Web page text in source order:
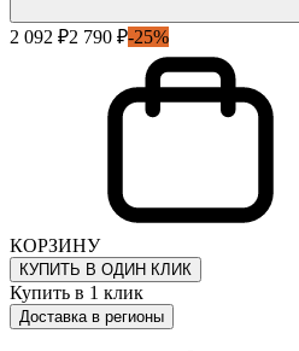
2 092 ₽2 790 ₽-25%
КОРЗИНУ
КУПИТЬ В ОДИН КЛИК
Купить в 1 клик
Доставка в регионы